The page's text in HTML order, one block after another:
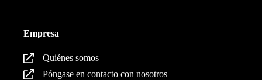
Empresa
Quiénes somos
Póngase en contacto con nosotros